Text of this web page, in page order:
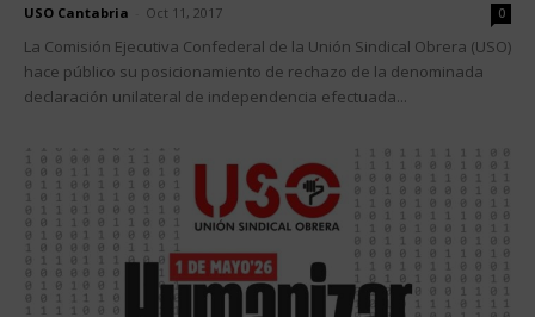
USO Cantabria Oct 11, 2017 0
La Comisión Ejecutiva Confederal de la Unión Sindical Obrera (USO)
hace público su posicionamiento de rechazo de la denominada
declaración unilateral de independencia efectuada...